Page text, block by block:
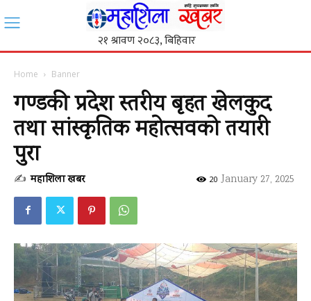
Home Banner
गण्डकी प्रदेश स्तरीय बृहत खेलकुद
तथा सांस्कृतिक महोत्सवको तयारी
पुरा
✍ महाशिला खबर January 27, 2025
20